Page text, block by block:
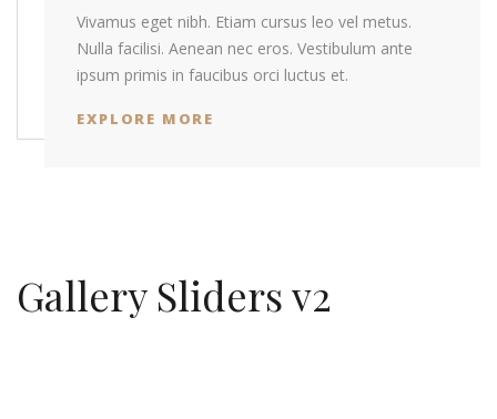
Vivamus eget nibh. Etiam cursus leo vel metus.
Nulla facilisi. Aenean nec eros. Vestibulum ante
ipsum primis in faucibus orci luctus et.
EXPLORE MORE
Gallery Sliders v2